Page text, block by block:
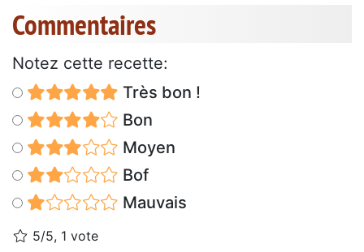
Commentaires
Notez cette recette:
Très bon !
Bon
Moyen
Bof
Mauvais
5/5, 1 vote